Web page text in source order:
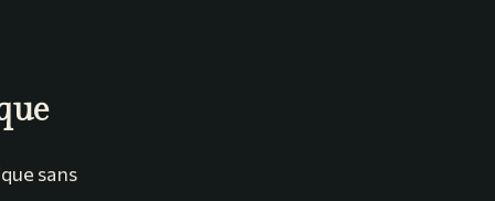
sans